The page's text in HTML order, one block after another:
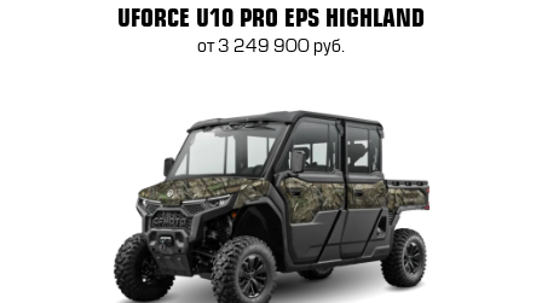
UFORCE U10 PRO EPS HIGHLAND
от 3 249 900 руб.